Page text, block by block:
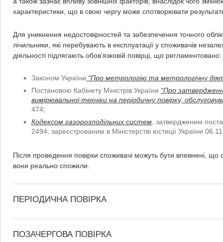
характеристики, що в свою чергу може спотворювати
Для уникнення недостовірностей та забезпечення точного
лічильники, які перебувають в експлуатації у споживачів
діяльності підлягають обов’язковій повірці, що регламентовано:
Законом України “Про метрологію та метрологічну
Постановою Кабінету Міністрів України “Про
вимірювальної техніки на періодичну повірку,
474;
Кодексом газорозподільних систем , затвердженим
2494, зареєстрованим в Міністерстві юстиції України
Після проведення повірки споживачі можуть бути впевнені, що
вони реально спожили.
ПЕРІОДИЧНА ПОВІРКА
ПОЗАЧЕРГОВА ПОВІРКА